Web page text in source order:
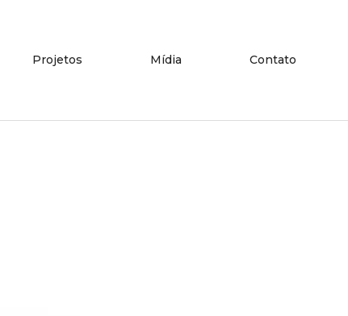
Projetos Mídia Contato